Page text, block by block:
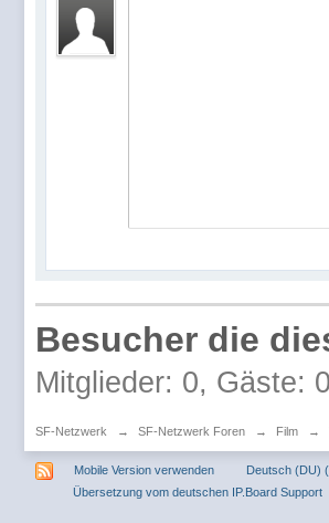
Besucher die
Mitglieder: 0, Gäste:
SF-Netzwerk → SF-Netzwerk Foren → Film →
Mobile Version verwenden Deutsch (DU)
Übersetzung vom deutschen IP.Board Support